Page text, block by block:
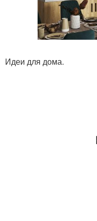
Идеи для дома.